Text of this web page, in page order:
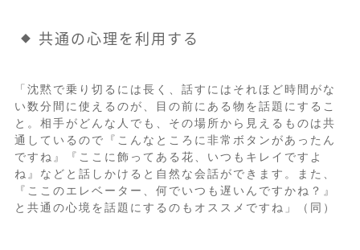
共通の心理を利用する
「沈黙で乗り切るには長く、話すにはそれほど時間がな
い数分間に使えるのが、目の前にある物を話題にするこ
と。相手がどんな人でも、その場所から見えるものは共
通しているので『こんなところに非常ボタンがあったん
ですね』『ここに飾ってある花、いつもキレイですよ
ね』などと話しかけると自然な会話ができます。また、
『ここのエレベーター、何でいつも遅いんですかね？』
と共通の心境を話題にするのもオススメですね」（同）